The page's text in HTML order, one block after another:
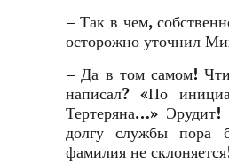
– Так в чем,
осторожно уточнил
– Да в том самом!
написал? «По
Тертеряна…»
долгу службы пора
фамилия не